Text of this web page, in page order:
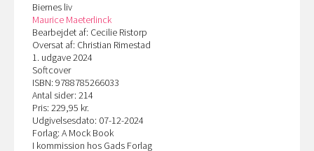
Biernes liv
Maurice Maeterlinck
Bearbejdet af: Cecilie Ristorp
Oversat af: Christian Rimestad
1. udgave 2024
Softcover
ISBN: 9788785266033
Antal sider: 214
Pris: 229,95 kr.
Udgivelsesdato: 07-12-2024
Forlag: A Mock Book
I kommission hos Gads Forlag